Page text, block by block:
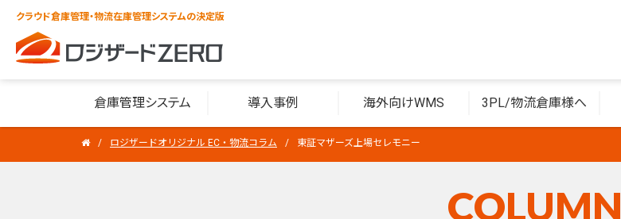
クラウド倉庫管理・物流在庫管理システムの決定版
倉庫管理システム 導入事例 海外向けWMS 3PL/物流倉庫様へ
ロジザードオリジナル EC・物流コラム 東証マザーズ上場セレモニー
COLUMN